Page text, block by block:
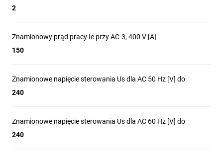
2
Znamionowy prąd pracy Ie przy AC-3, 400 V [A]
150
Znamionowe napięcie sterowania Us dla AC 50 Hz [V] do
240
Znamionowe napięcie sterowania Us dla AC 60 Hz [V] do
240